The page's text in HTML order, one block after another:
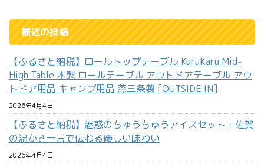
最近の投稿
【ふるさと納税】ロールトップテーブル KuruKaru Mid-
High Table 木製 ロールテーブル アウトドアテーブル アウ
トドア用品 キャンプ用品 燕三条製 [OUTSIDE IN]
2026年4月4日
【ふるさと納税】魅惑のちゅうちゅうアイスセット！佐賀
の温かさ一言で伝わる優しい味わい
2026年4月4日